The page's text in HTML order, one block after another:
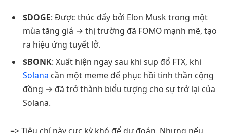
$DOGE: Được thúc đẩy bởi Elon Musk trong một
mùa tăng giá → thị trường đã FOMO mạnh mẽ, tạo
ra hiệu ứng tuyết lở.
$BONK: Xuất hiện ngay sau khi sụp đổ FTX, khi
Solana cần một meme để phục hồi tinh thần cộng
đồng → đã trở thành biểu tượng cho sự trở lại của
Solana.